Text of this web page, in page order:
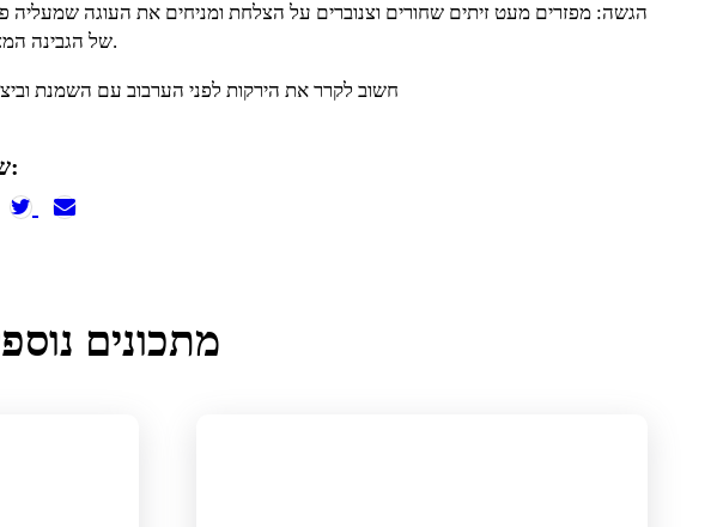
הגשה: מפזרים מעט זיתים שחורים וצנוברים על הצלחת ומניחים את העוגה שמעליה
של הגבינה המצוננת.
**חשוב לקרר את הירקות לפני הערבוב עם השמנת
שתפו:
מתכונים